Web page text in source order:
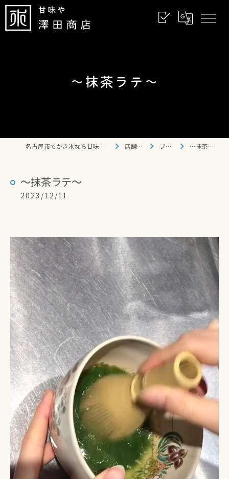
〜抹茶ラテ〜
名古屋市でかき氷なら甘味や 澤田商店 店舗情報 ブログ 〜抹茶ラテ〜
〜抹茶ラテ〜
2023/12/11